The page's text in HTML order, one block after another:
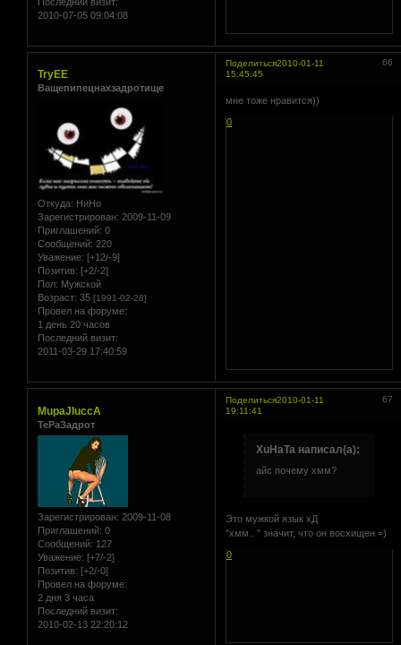
2010-07-05 09:04:08
Поделиться 66
2010-01-11
15:45:45
TryEE
Ващепипецнахзадротище
Откуда: НиНо
Зарегистрирован: 2009-11-09
Приглашений: 0
Сообщений: 220
Уважение: [+12/-9]
Позитив: [+2/-2]
Пол: Мужской
Возраст: 35 [1991-02-28]
Провел на форуме:
1 день 20 часов
Последний визит:
2011-03-29 17:40:59
мне тоже нравится))
0
Поделиться 67
2010-01-11
19:11:41
MupaJIuccA
ТеРаЗадрот
Зарегистрирован: 2009-11-08
Приглашений: 0
Сообщений: 127
Уважение: [+7/-2]
Позитив: [+2/-0]
Провел на форуме:
2 дня 3 часа
Последний визит:
2010-02-13 22:20:12
XuHaTa написал(а):
айс почему хмм?
Это мужкой язык хД
"хмм.. " значит, что он восхищен =)
0